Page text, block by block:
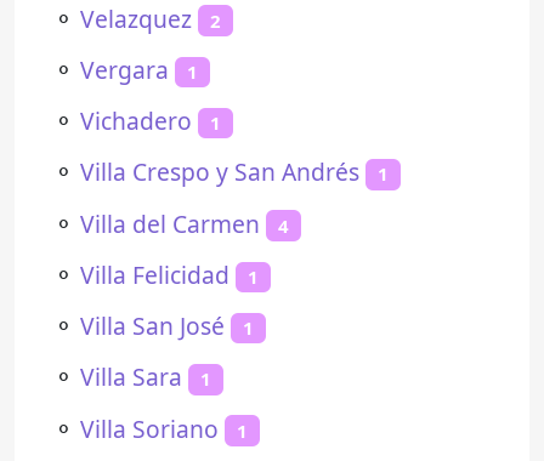
⚬ Velazquez 2
⚬ Vergara 1
⚬ Vichadero 1
⚬ Villa Crespo y San Andrés 1
⚬ Villa del Carmen 4
⚬ Villa Felicidad 1
⚬ Villa San José 1
⚬ Villa Sara 1
⚬ Villa Soriano 1